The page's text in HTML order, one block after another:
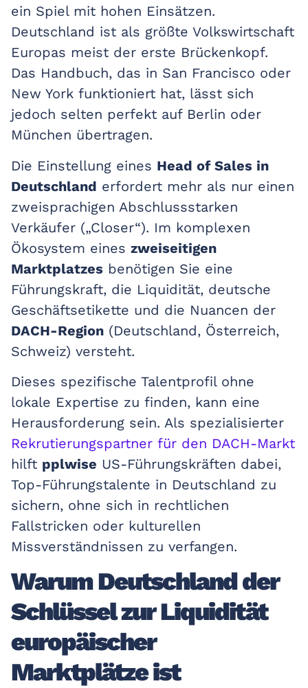
ein Spiel mit hohen Einsätzen.
Deutschland ist als größte Volkswirtschaft
Europas meist der erste Brückenkopf.
Das Handbuch, das in San Francisco oder
New York funktioniert hat, lässt sich
jedoch selten perfekt auf Berlin oder
München übertragen.
Die Einstellung eines Head of Sales in
Deutschland erfordert mehr als nur einen
zweisprachigen Abschlussstarken
Verkäufer („Closer“). Im komplexen
Ökosystem eines zweiseitigen
Marktplatzes benötigen Sie eine
Führungskraft, die Liquidität, deutsche
Geschäftsetikette und die Nuancen der
DACH-Region (Deutschland, Österreich,
Schweiz) versteht.
Dieses spezifische Talentprofil ohne
lokale Expertise zu finden, kann eine
Herausforderung sein. Als spezialisierter
Rekrutierungspartner für den DACH-Markt
hilft pplwise US-Führungskräften dabei,
Top-Führungstalente in Deutschland zu
sichern, ohne sich in rechtlichen
Fallstricken oder kulturellen
Missverständnissen zu verfangen.
Warum Deutschland der
Schlüssel zur Liquidität
europäischer
Marktplätze ist